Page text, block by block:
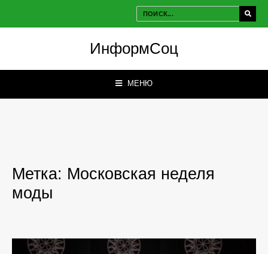
ИнформСоц
МЕНЮ
Метка: Московская неделя
моды